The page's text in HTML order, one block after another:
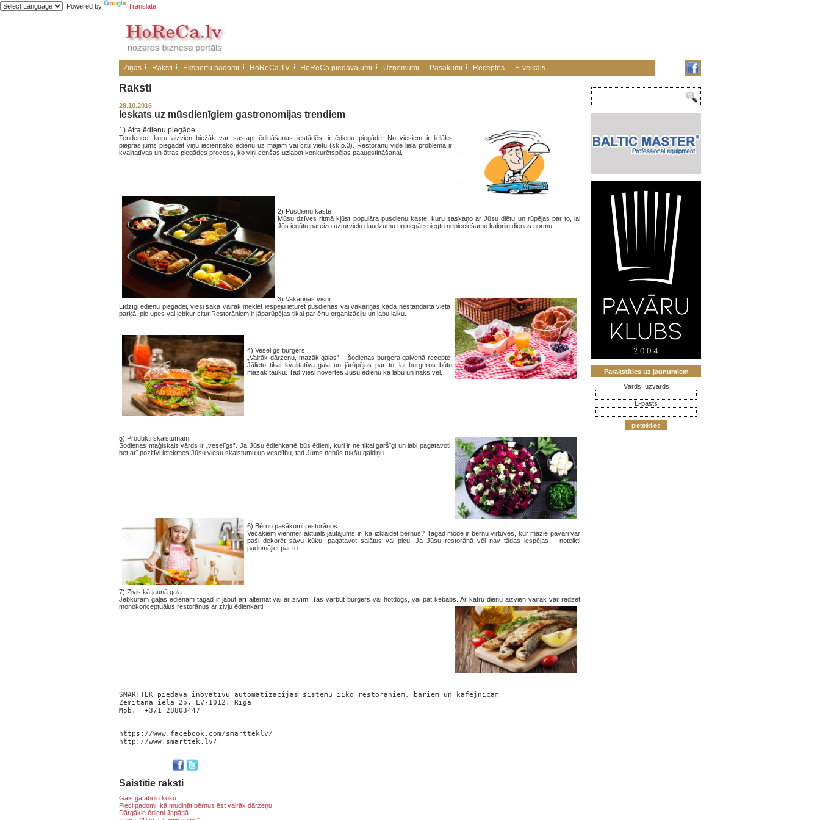
Powered by Translate
Ziņas Raksti Ekspertu padomi HoReCa TV HoReCa piedāvājumi Uzņēmumi Pasākumi Receptes E-veikals
Raksti
28.10.2016
Ieskats uz mūsdienīgiem gastronomijas trendiem
1) Ātra ēdienu piegāde
Tendence, kuru aizvien biežāk var sastapt ēdināšanas iestādēs, ir ēdienu piegāde. No viesiem ir lielāks
pieprasījums piegādāt viņu iecienītāko ēdienu uz mājam vai citu vietu (sk.p.3). Restorānu vidē liela problēma ir
kvalitatīvas un ātras piegādes process, ko viņi cenšas uzlabot konkurētspējas paaugstināšanai.
2) Pusdienu kaste
Mūsu dzīves ritmā kļūst populāra pusdienu kaste, kuru saskaņo ar Jūsu diētu un rūpējas par to, lai
Jūs iegūtu pareizo uzturvielu daudzumu un nepārsniegtu nepieciešamo kaloriju dienas normu.
3) Vakariņas visur
Līdzīgi ēdienu piegādei, viesi saka vairāk meklēt iespēju ieturēt pusdienas vai vakariņas kādā nestandarta vietā:
parkā, pie upes vai jebkur citur.Restorāniem ir jāparūpējas tikai par ērtu organizāciju un labu laiku.
4) Veselīgs burgers
„Vairāk dārzeņu, mazāk gaļas” – šodienas burgera galvenā recepte.
Jālieto tikai kvalitatīva gaļa un jārūpējas par to, lai burgeros būtu
mazāk tauku. Tad viesi novērtēs Jūsu ēdienu kā labu un nāks vēl.
5) Produkti skaistumam
Šodienas maģiskais vārds ir „veselīgs”. Ja Jūsu ēdienkartē būs ēdieni, kuri ir ne tikai garšīgi un labi pagatavoti,
bet arī pozitīvi ietekmes Jūsu viesu skaistumu un veselību, tad Jums nebūs tukšu galdiņu.
6) Bērnu pasākumi restorānos
Vecākiem vienmēr aktuāls jautājums ir: kā izklaidēt bērnus? Tagad modē ir bērnu virtuves, kur mazie pavāri var
paši dekorēt savu kūku, pagatavot salātus vai picu. Ja Jūsu restorānā vēl nav tādas iespējas – noteikti
padomājiet par to.
7) Zivis kā jaunā gaļa
Jebkuram gaļas ēdienam tagad ir jābūt arī alternatīvai ar zivīm. Tas varbūt burgers vai hotdogs, vai pat kebabs. Ar katru dienu aizvien vairāk var redzēt
monokonceptuālus restorānus ar zivju ēdienkarti.
SMARTTEK piedāvā inovatīvu automatizācijas sistēmu iiko restorāniem, bāriem un kafejnīcām
Zemitāna iela 2b, LV-1012, Rīga
Mob. +371 28803447
https://www.facebook.com/smartteklv/
http://www.smarttek.lv/
Saistītie raksti
Gaisīga ābolu kūku
Pieci padomi, kā mudināt bērnus ēst vairāk dārzeņu
Dārgākie ēdieni Japānā
Parakstīties uz jaunumiem
Vārds, uzvārds
E-pasts
pieteikties